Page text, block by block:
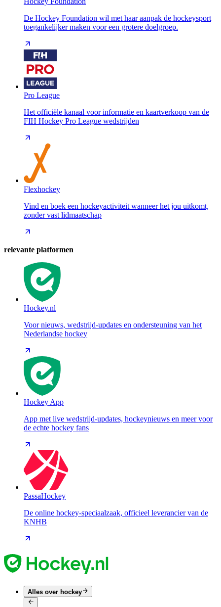
De Hockey Foundation wil met haar aanpak de hockeysport
toegankelijker maken voor een grotere doelgroep.
Pro League
Het officiële kanaal voor informatie en kaartverkoop van de
FIH Hockey Pro League wedstrijden
Flexhockey
Vind en boek een hockeyactiviteit wanneer het jou uitkomt,
zonder vast lidmaatschap
relevante platformen
Hockey.nl
Voor nieuws, wedstrijd-updates en ondersteuning van het
Nederlandse hockey
Hockey App
App met live wedstrijd-updates, hockeynieuws en meer voor
de echte hockey fans
PassaHockey
De online hockey-speciaalzaak, officieel leverancier van de
KNHB
Alles over hockey